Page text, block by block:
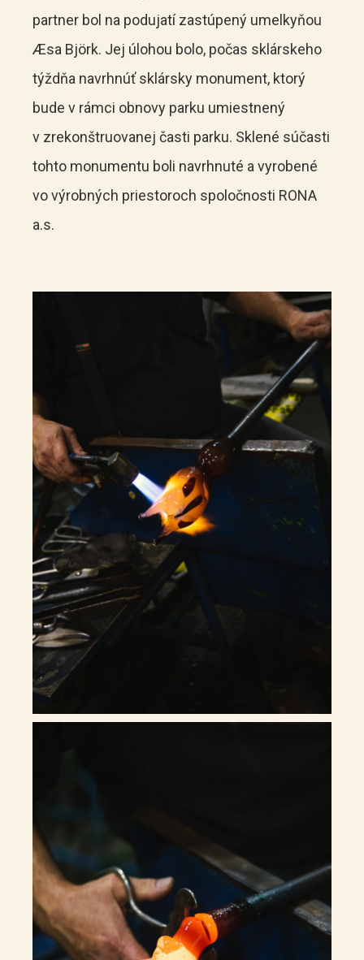
partner bol na podujatí zastúpený umelkyňou
Æsa Björk. Jej úlohou bolo, počas sklárskeho
týždňa navrhnúť sklársky monument, ktorý
bude v rámci obnovy parku umiestnený
v zrekonštruovanej časti parku. Sklené súčasti
tohto monumentu boli navrhnuté a vyrobené
vo výrobných priestoroch spoločnosti RONA
a.s.